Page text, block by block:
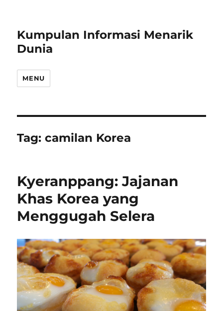
Kumpulan Informasi Menarik
Dunia
MENU
Tag:camilan Korea
Kyeranppang: Jajanan
Khas Korea yang
Menggugah Selera